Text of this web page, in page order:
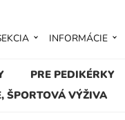
PRE PEDIKÉRKY
ŠPORTOVÁ VÝŽIVA
INFORMÁCIE